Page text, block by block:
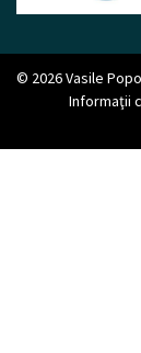
© 2026 Vasile
Informaţii